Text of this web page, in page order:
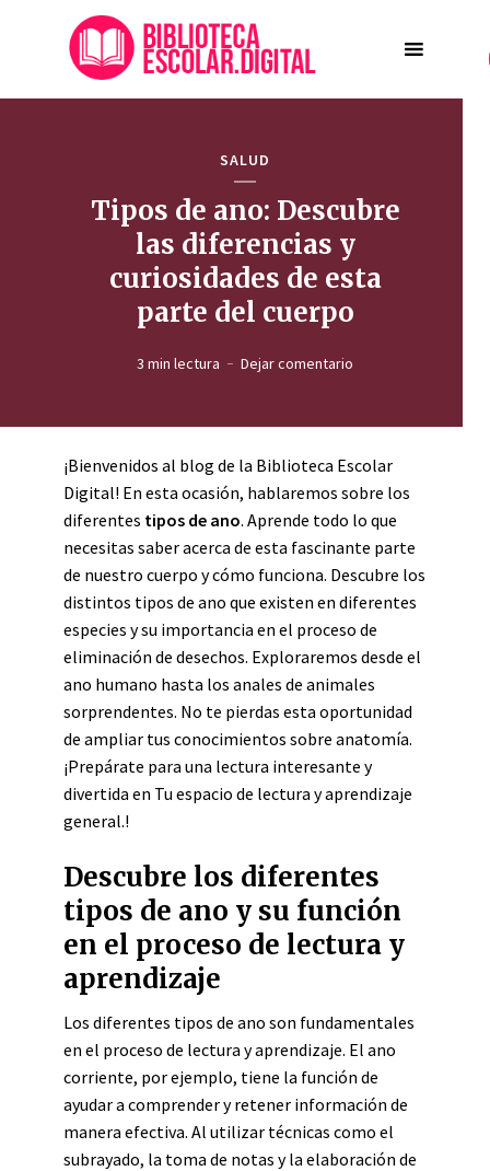
SALUD
Tipos de ano: Descubre
las diferencias y
curiosidades de esta
parte del cuerpo
3 min lectura Dejar comentario
¡Bienvenidos al blog de la Biblioteca Escolar
Digital! En esta ocasión, hablaremos sobre los
diferentes tipos de ano. Aprende todo lo que
necesitas saber acerca de esta fascinante parte
de nuestro cuerpo y cómo funciona. Descubre los
distintos tipos de ano que existen en diferentes
especies y su importancia en el proceso de
eliminación de desechos. Exploraremos desde el
ano humano hasta los anales de animales
sorprendentes. No te pierdas esta oportunidad
de ampliar tus conocimientos sobre anatomía.
¡Prepárate para una lectura interesante y
divertida en Tu espacio de lectura y aprendizaje
general.!
Descubre los diferentes
tipos de ano y su función
en el proceso de lectura y
aprendizaje
Los diferentes tipos de ano son fundamentales
en el proceso de lectura y aprendizaje. El ano
corriente, por ejemplo, tiene la función de
ayudar a comprender y retener información de
manera efectiva. Al utilizar técnicas como el
subrayado, la toma de notas y la elaboración de